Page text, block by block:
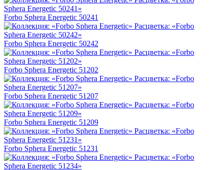
Forbo Sphera Energetic 50241
Forbo Sphera Energetic 50242
Forbo Sphera Energetic 51202
Forbo Sphera Energetic 51207
Forbo Sphera Energetic 51209
Forbo Sphera Energetic 51231